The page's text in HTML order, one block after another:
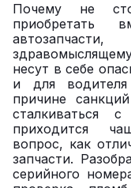
Почему не
приобретать
несут в себе
и для
причине
сталкиваться
приходится
вопрос, как
запчасти.
серийного